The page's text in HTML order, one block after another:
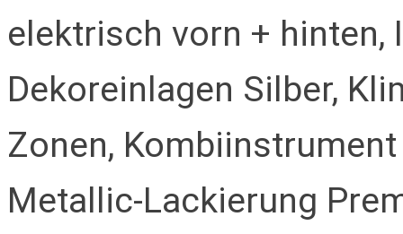
elektrisch vorn + hinten,
Dekoreinlagen Silber,
Zonen,
Metallic-Lackierung